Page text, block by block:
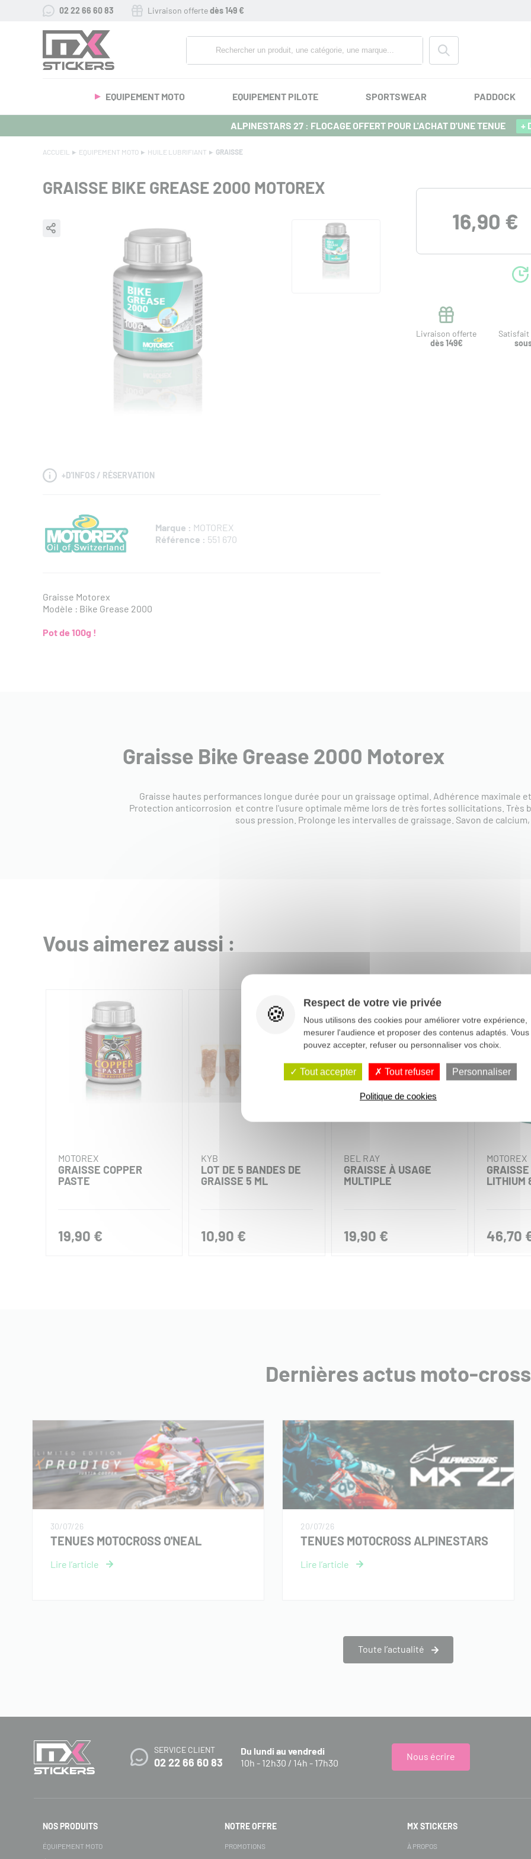
02 22 66 60 83 Livraison offertedès 149 €
EQUIPEMENT MOTO EQUIPEMENT PILOTE SPORTSWEAR PADDOCK
ALPINESTARS 27 : FLOCAGE OFFERT POUR L'ACHAT D'UNE TENUE +
ACCUEIL EQUIPEMENT MOTO HUILE LUBRIFIANT GRAISSE
GRAISSE BIKE GREASE 2000 MOTOREX
+D'INFOS / RÉSERVATION
Marque : MOTOREX
Référence : 551 670
Graisse Motorex
Modèle : Bike Grease 2000
Pot de 100g !
16,90 €
Livraison offerte
dès 149€
Satisfait
Graisse Bike Grease 2000 Motorex
Graisse hautes performances longue durée pour un graissage optimal. Adhérence maximale
Protection anticorrosion et contre l'usure optimale même lors de très fortes sollicitations. Très
sous pression. Prolonge les intervalles de graissage. Savon de calcium,
Vous aimerez aussi :
MOTOREX
GRAISSE COPPER
PASTE
19,90 €
KYB
LOT DE 5 BANDES DE
GRAISSE 5 ML
10,90 €
BEL RAY
GRAISSE À USAGE
MULTIPLE
19,90 €
MOTOREX
LITHIUM
46,70
Dernières actus moto-cross
30/07/26
TENUES MOTOCROSS O'NEAL
20/07/26
TENUES MOTOCROSS ALPINESTARS
Toute l’actualité
SERVICE CLIENT
02 22 66 60 83
Du lundi au vendredi
10h - 12h30 / 14h - 17h30
Nous écrire
NOS PRODUITS
ÉQUIPEMENT MOTO
NOTRE OFFRE
PROMOTIONS
MX STICKERS
À PROPOS
Respect de votre vie privée
Nous utilisons des cookies pour améliorer votre expérience,
mesurer l'audience et proposer des contenus adaptés. Vous
pouvez accepter, refuser ou personnaliser vos choix.
Tout accepter Tout refuser Personnaliser
Politique de cookies